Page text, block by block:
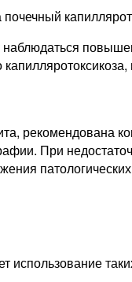
рекомендована
При